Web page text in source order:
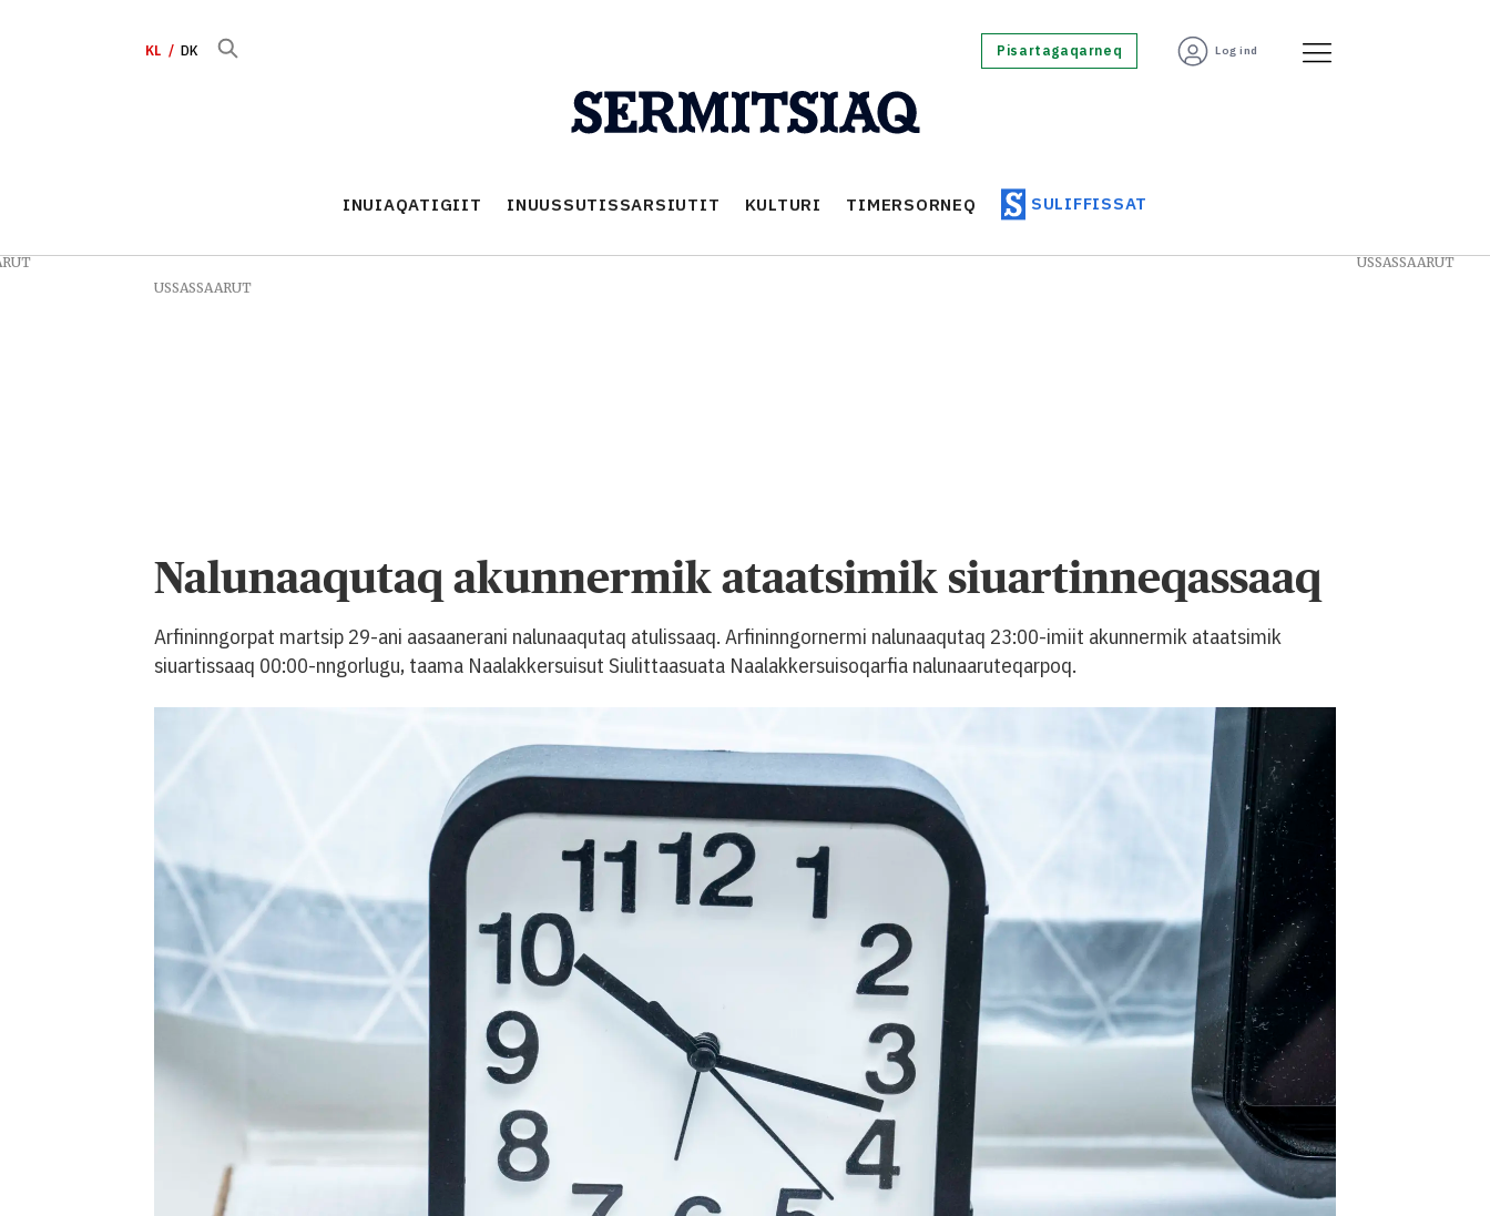
KL DK Pisartagaqarneq Log ind
INUIAQATIGIIT INUUSSUTISSARSIUTIT KULTURI TIMERSORNEQ SULIFFISSAT
USSASSAARUT
Nalunaaqutaq akunnermik ataatsimik siuartinneqassaaq
Arfininngorpat martsip 29-ani aasaanerani nalunaaqutaq atulissaaq. Arfininngornermi nalunaaqutaq 23:00-imiit akunnermik ataatsimik
siuartissaaq 00:00-nngorlugu, taama Naalakkersuisut Siulittaasuata Naalakkersuisoqarfia nalunaaruteqarpoq.
USSASSAARUT